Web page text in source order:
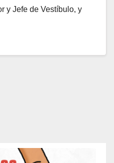
y Jefe de Vestíbulo, y